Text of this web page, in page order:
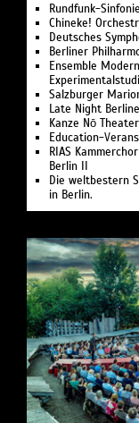
Rundfunk-
Chineke!
Deutsches
Berliner
Ensemble
Salzburger
Late Night
Kanze Nō Theater
Education-
RIAS
Berlin II
Die weltbestern
in Berlin.